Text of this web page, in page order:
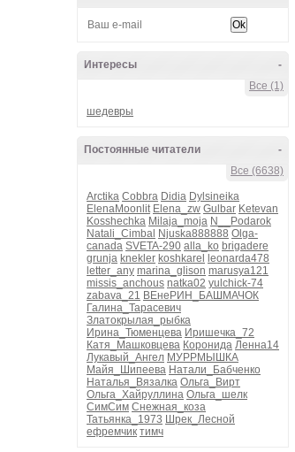
-
Интересы
Все (1)
шедевры
-
Постоянные читатели
Все (6638)
Arctika Cobbra Didia Dylsineika
ElenaMoonlit Elena_zw Gulbar Ketevan
Kosshechka Milaja_moja N__Podarok
Natali_Cimbal Njuska888888 Olga-
canada SVETA-290 alla_ko brigadere
grunja knekler koshkarel
leonarda478
letter_any marina_glison marusya121
missis_anchous natka02 yulchick-74
zabava_21 ВЕнеРИН_БАШМАЧОК
Галина_Тарасевич
Златокрылая_рыбка
Ирина_Тюменцева Иришечка_72
Катя_Машковцева Коронида Ленна14
Лукавый_Ангел МУРРМЫШКА
Майя_Шипеева Натали_Бабченко
Наталья_Вязалка Ольга_Вирт
Ольга_Хайруллина Ольга_шелк
СимСим Снежная_коза
Татьянка_1973 Шрек_Лесной
ефремчик тимч